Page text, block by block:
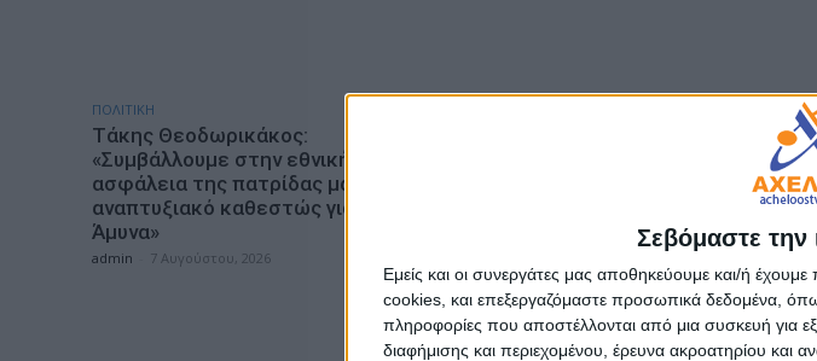
Σεβόμαστε την
Εμείς και οι συνεργάτες μας αποθηκεύουμε και/ή
cookies, και επεξεργαζόμαστε προσωπικά δεδομένα,
πληροφορίες που αποστέλλονται από μια συσκευή για
διαφήμισης και περιεχομένου, έρευνα ακροατηρίου και
ΠΟΛΙΤΙΚΗ
Τάκης Θεοδωρικάκος:
«Συμβάλλουμε στην εθνική
ασφάλεια της πατρίδας μας με νέο
αναπτυξιακό καθεστώς για την
Άμυνα»
admin 7 Αυγούστου, 2026
ειδικότητες για το εκπαιδευτικό